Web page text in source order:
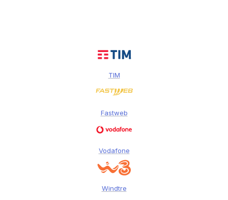
TIM
Fastweb
Vodafone
Windtre